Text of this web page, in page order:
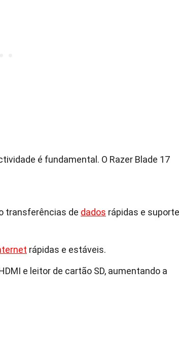
é fundamental. O Razer Blade 17
transferências de dados rápidas e suporte
rápidas e estáveis.
e leitor de cartão SD, aumentando a